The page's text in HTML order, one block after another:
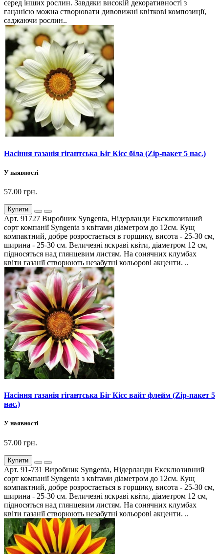
серед інших рослин. Завдяки високій декоративності з
гацанією можна створювати дивовижні квіткові композиції,
саджаючи рослин..
Насіння газанія гігантська Біг Кісс біла (Zip-пакет 5 нас.)
У наявності
57.00 грн.
Купити
Арт. 91727 Виробник Syngenta, Нідерланди Ексклюзивний
сорт компанії Syngenta з квітами діаметром до 12см. Кущ
компактний, добре розростається в горщику, висота - 25-30 см,
ширина - 25-30 см. Величезні яскраві квіти, діаметром 12 см,
підносяться над глянцевим листям. На сонячних клумбах
квіти газанії створюють незабутні кольорові акценти. ..
Насіння газанія гігантська Біг Кісс вайт флейм (Zip-пакет 5
нас.)
У наявності
57.00 грн.
Купити
Арт. 91-731 Виробник Syngenta, Нідерланди Ексклюзивний
сорт компанії Syngenta з квітами діаметром до 12см. Кущ
компактний, добре розростається в горщику, висота - 25-30 см,
ширина - 25-30 см. Величезні яскраві квіти, діаметром 12 см,
підносяться над глянцевим листям. На сонячних клумбах
квіти газанії створюють незабутні кольорові акценти. ..